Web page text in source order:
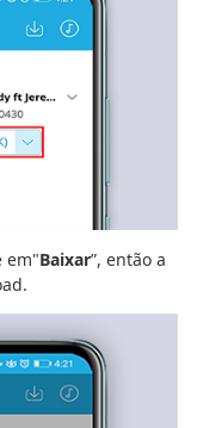
em"Baixar”, então a